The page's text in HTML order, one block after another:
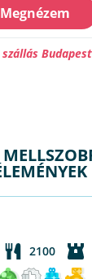
Megnézem
2100